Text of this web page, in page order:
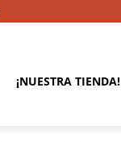
¡NUESTRA TIENDA!